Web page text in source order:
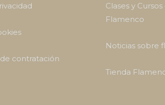
contratación
Clases y
Flamenco
Noticias sobre
Tienda